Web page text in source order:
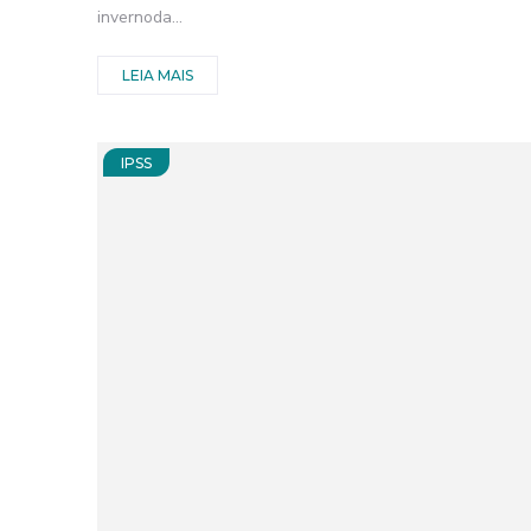
invernoda...
LEIA MAIS
IPSS